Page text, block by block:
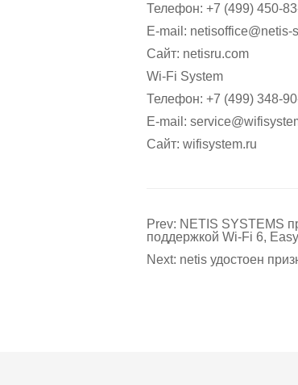
Телефон: +7 (499) 450-
E-mail: netisoffice@netis-
Сайт: netisru.com
Wi-Fi System
Телефон: +7 (499) 348-
E-mail:
Сайт: wifisystem.ru
Prev: NETIS SYSTEMS
поддержкой Wi-Fi 6,
Next: netis удостоен